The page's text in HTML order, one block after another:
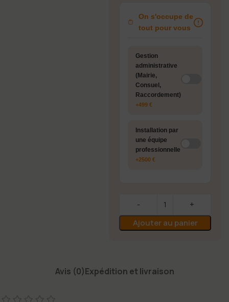
On s'occupe de
tout pour vous
Gestion
administrative
(Mairie,
Consuel,
Raccordement)
+499 €
Installation par
une équipe
professionnelle
+2500 €
Ajouter au panier
Avis (0)Expédition et livraison